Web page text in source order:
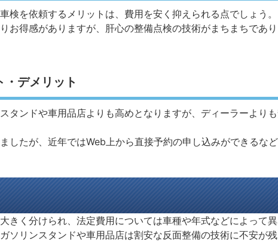
検を依頼するメリットは、費用を安く抑えられる点でしょう
お得感がありますが、肝心の整備点検の技術がまちまちであ
デメリット
タンドや車用品店よりも高めとなりますが、ディーラーより
したが、近年ではWeb上から直接予約の申し込みができるな
きく分けられ、法定費用については車種や年式などによって
ソリンスタンドや車用品店は割安な反面整備の技術に不安が